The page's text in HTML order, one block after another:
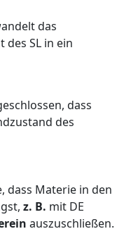
das
des SL in ein
dass
des
dass Materie in den
z. B. mit DE
auszuschließen.